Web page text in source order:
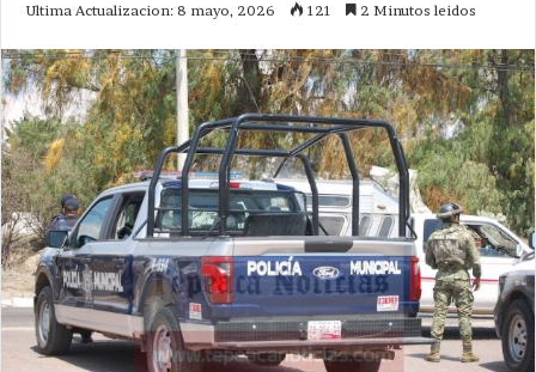
Ultima Actualizacion: 8 mayo, 2026 121 2 Minutos leidos